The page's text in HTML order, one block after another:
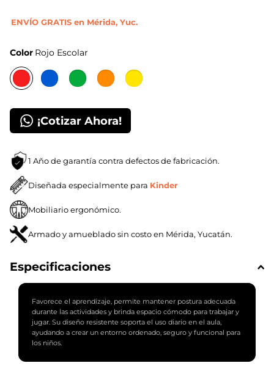
ENVÍO GRATIS en Mérida, Yuc.
Color Rojo Escolar
¡Cotizar Ahora!
1 Año de garantía contra defectos de fabricación.
Diseñada especialmente para Kinder
Mobiliario ergonómico.
Armado y amueblado sin costo en Mérida, Yucatán.
Especificaciones
Favorece el aprendizaje, permite mantener postura adecuada
durante las actividades y brinda espacio cómodo para trabajar y
jugar. Su diseño resistente soporta el uso diario en el aula,
ayudando a crear un entorno ordenado, seguro y funcional para
los niños.